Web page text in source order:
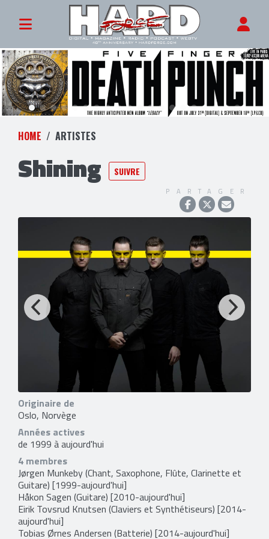
HOME ARTISTES
Shining SUIVRE
PARTAGER
Originaire de
Oslo, Norvège
Années actives
de 1999 à aujourd'hui
4 membres
Jørgen Munkeby(Chant, Saxophone, Flûte, Clarinette et
Guitare) [1999-aujourd'hui]
Håkon Sagen (Guitare) [2010-aujourd'hui]
Eirik Tovsrud Knutsen (Claviers et Synthétiseurs) [2014-
aujourd'hui]
Tobias Ørnes Andersen (Batterie) [2014-aujourd'hui]